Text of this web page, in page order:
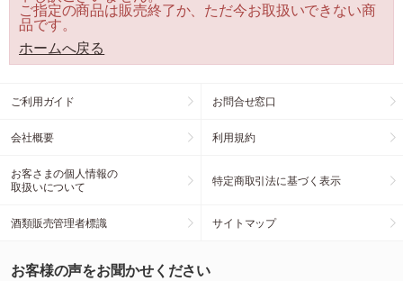
ご指定の商品は販売終了か、ただ今お取扱いできない商
品です。
ホームへ戻る
ご利用ガイド お問合せ窓口
会社概要 利用規約
お客さまの個人情報の
取扱いについて
特定商取引法に基づく表示
酒類販売管理者標識 サイトマップ
お客様の声をお聞かせください